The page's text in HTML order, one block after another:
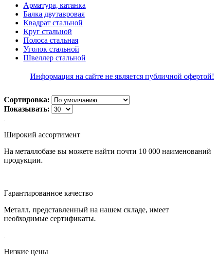
Арматура, катанка
Балка двутавровая
Квадрат стальной
Круг стальной
Полоса стальная
Уголок стальной
Швеллер стальной
Информация на сайте не является публичной офертой!
Сортировка:
Показывать:
Широкий ассортимент
На металлобазе вы можете найти почти 10 000 наименований
продукции.
Гарантированное качество
Металл, представленный на нашем складе, имеет
необходимые сертификаты.
Низкие цены